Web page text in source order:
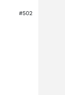
#502